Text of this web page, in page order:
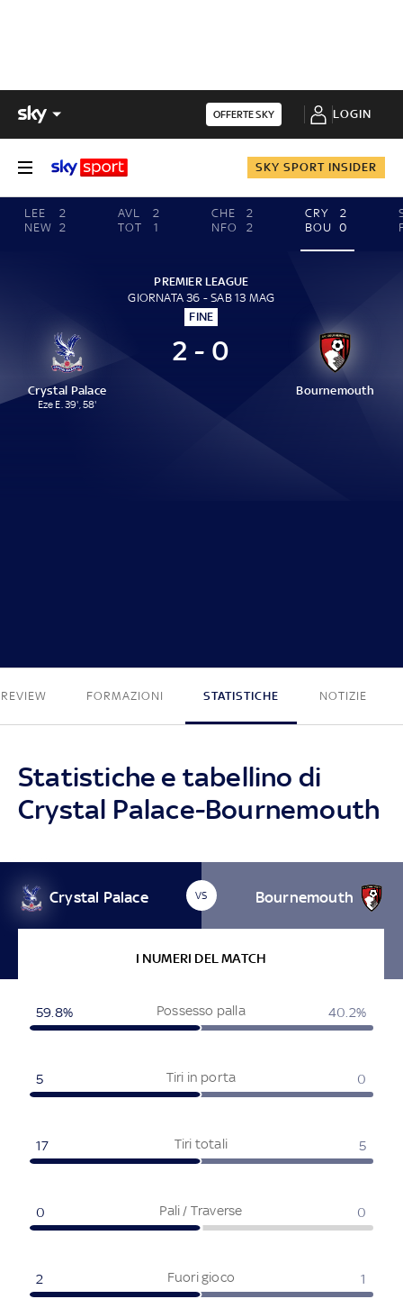
OFFERTE SKY LOGIN
SKY SPORT INSIDER
LEE
2
NEW 2
AVL
2
TOT
1
CHE
2
NFO
2
CRY
2
BOU 0
PREMIER LEAGUE
GIORNATA 36 - SAB 13 MAG
FINE
Crystal Palace
Eze E. 39', 58'
2 - 0
Bournemouth
FORMAZIONI STATISTICHE NOTIZIE
Statistiche e tabellino di
Crystal Palace-Bournemouth
Crystal Palace VS Bournemouth
I NUMERI DEL MATCH
Possesso palla
59.8% 40.2%
Tiri in porta
5 0
Tiri totali
17 5
Pali / Traverse
0 0
Fuori gioco
2 1